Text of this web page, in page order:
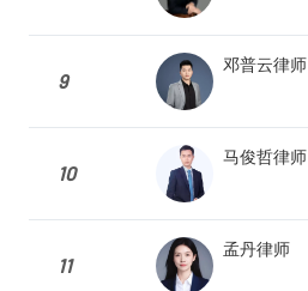
9
邓普云律师
10
马俊哲律师
11
孟丹律师